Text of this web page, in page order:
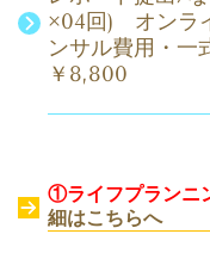
×04回) オンラ
ンサル費用・一
￥8,800
①ライフプランニ
細はこちらへ